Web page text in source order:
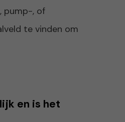
pump-, of
te vinden om
en is het